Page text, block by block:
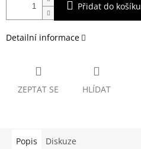
Přidat do košíku
Detailní informace
ZEPTAT SE HLÍDAT
Popis Diskuze